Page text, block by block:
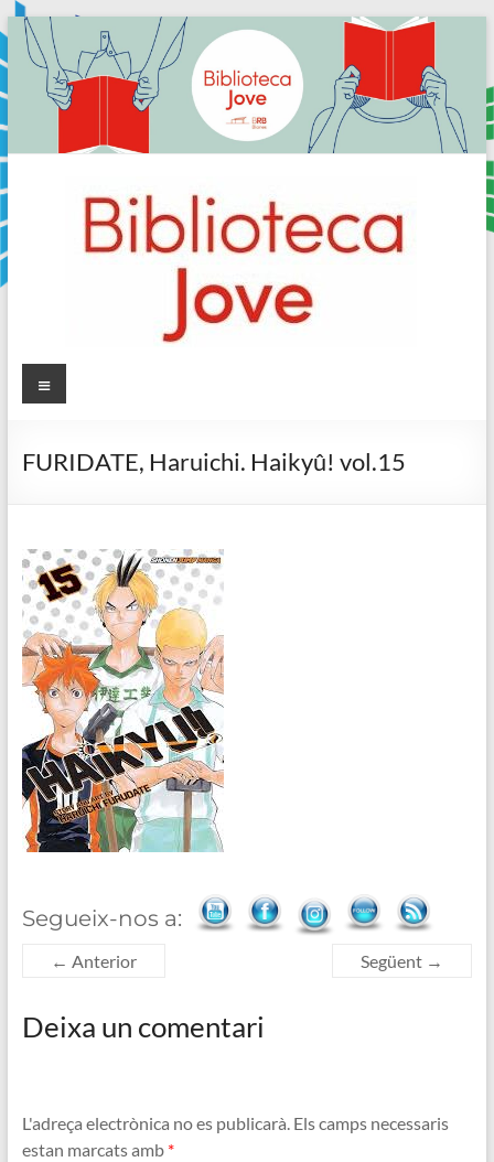
Skip
content
Sala
Biblioteca
Menú
FURIDATE, Haruichi. Haikyû! vol.15
Segueix-nos a:
← Anterior Següent →
Deixa un comentari
L'adreça electrònica no es publicarà. Els camps necessaris
estan marcats amb *